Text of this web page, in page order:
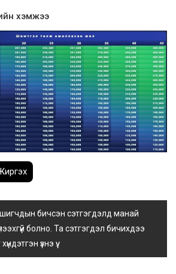
хэмжээ
бичсэн сэтгэгдэлд манай
болно. Та сэтгэгдэл бичихдээ
үзнэ үү.